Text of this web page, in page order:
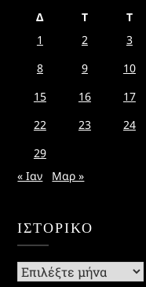
Δ Τ Τ
1
2 3
8
9 10
15
16 17
22
23 24
29
« Ιαν
Μαρ »
ΙΣΤΟΡΙΚΌ
Ιστορικό